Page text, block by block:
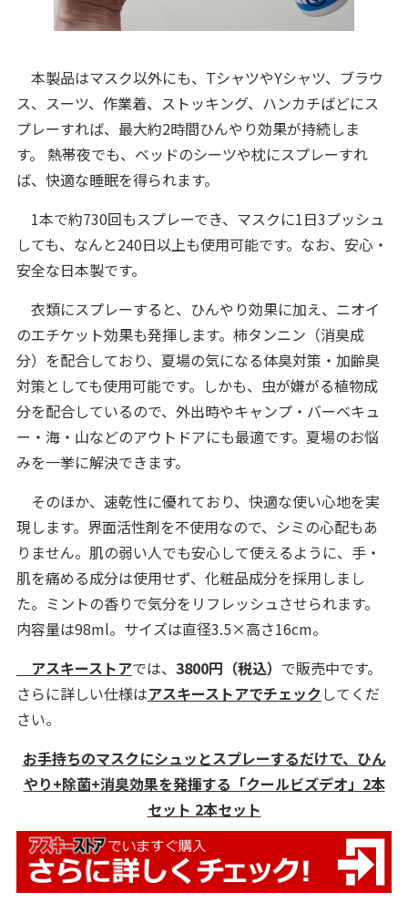
本製品はマスク以外にも、TシャツやYシャツ、ブラウ
ス、スーツ、作業着、ストッキング、ハンカチばどにス
プレーすれば、最大約2時間ひんやり効果が持続しま
す。 熱帯夜でも、ベッドのシーツや枕にスプレーすれ
ば、快適な睡眠を得られます。
1本で約730回もスプレーでき、マスクに1日3プッシュ
しても、なんと240日以上も使用可能です。なお、安心・
安全な日本製です。
衣類にスプレーすると、ひんやり効果に加え、ニオイ
のエチケット効果も発揮します。柿タンニン（消臭成
分）を配合しており、夏場の気になる体臭対策・加齢臭
対策としても使用可能です。しかも、虫が嫌がる植物成
分を配合しているので、外出時やキャンプ・バーベキュ
ー・海・山などのアウトドアにも最適です。夏場のお悩
みを一挙に解決できます。
そのほか、速乾性に優れており、快適な使い心地を実
現します。界面活性剤を不使用なので、シミの心配もあ
りません。肌の弱い人でも安心して使えるように、手・
肌を痛める成分は使用せず、化粧品成分を採用しまし
た。ミントの香りで気分をリフレッシュさせられます。
内容量は98ml。サイズは直径3.5×高さ16cm。
アスキーストアでは、 3800円 （税込） で販売中です。
さらに詳しい仕様はアスキーストアでチェックしてくだ
さい。
お手持ちのマスクにシュッとスプレーするだけで、ひん
やり+除菌+消臭効果を発揮する「クールビズデオ」2本
セット 2本セット